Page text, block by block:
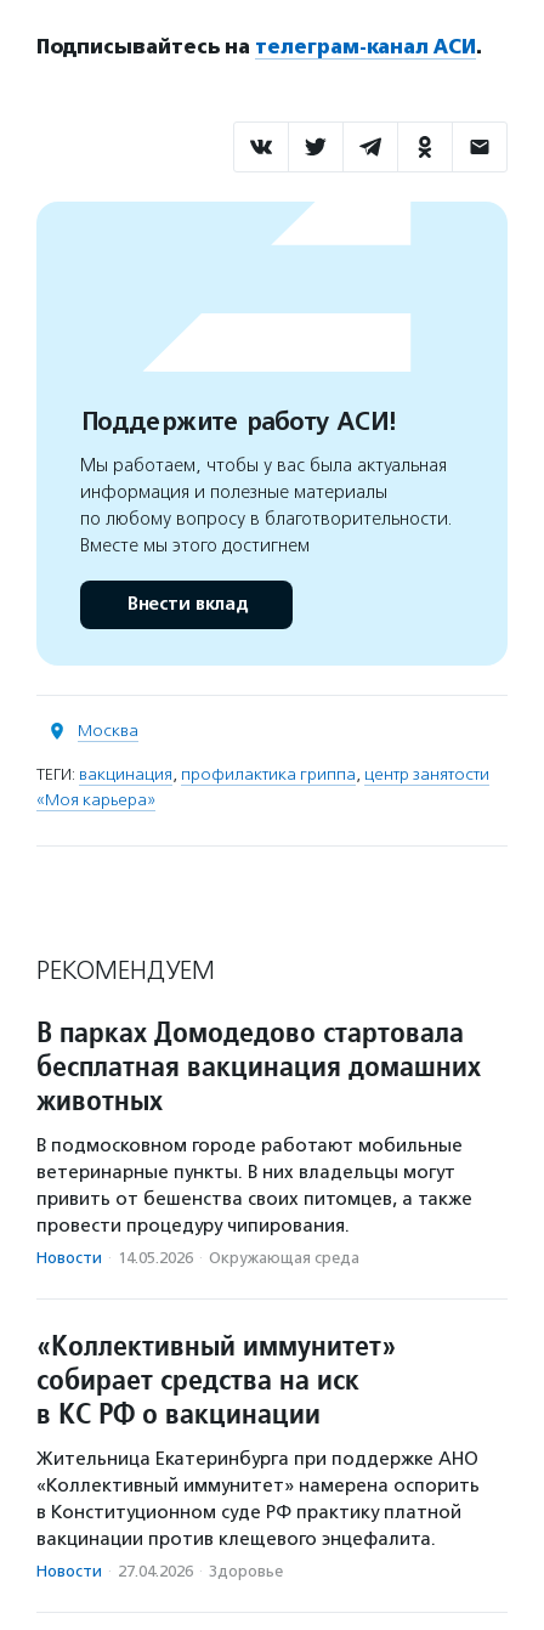
Подписывайтесь на телеграм-канал АСИ .
Поддержите работу АСИ!
Мы работаем, чтобы у вас была актуальная
информация и полезные материалы
по любому вопросу в благотворительности.
Вместе мы этого достигнем
Внести вклад
Москва
ТЕГИ: вакцинация, профилактика гриппа, центр занятости
«Моя карьера»
РЕКОМЕНДУЕМ
В парках Домодедово стартовала
бесплатная вакцинация домашних
животных
В подмосковном городе работают мобильные
ветеринарные пункты. В них владельцы могут
привить от бешенства своих питомцев, а также
провести процедуру чипирования.
Новости · 14.05.2026 · Окружающая среда
«Коллективный иммунитет»
собирает средства на иск
в КС РФ о вакцинации
Жительница Екатеринбурга при поддержке АНО
«Коллективный иммунитет» намерена оспорить
в Конституционном суде РФ практику платной
вакцинации против клещевого энцефалита.
Новости · 27.04.2026 · Здоровье